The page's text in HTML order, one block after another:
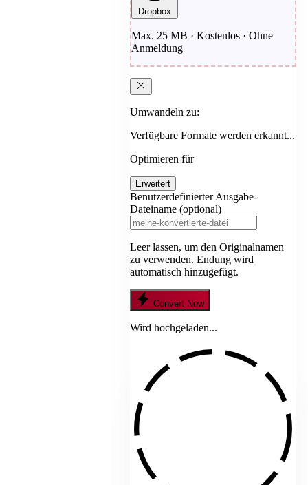
Dropbox
Max. 25 MB · Kostenlos · Ohne
Anmeldung
Umwandeln zu:
Verfügbare Formate werden erkannt...
Optimieren für
Erweitert
Benutzerdefinierter Ausgabe-
Dateiname (optional)
Leer lassen, um den Originalnamen
zu verwenden. Endung wird
automatisch hinzugefügt.
Convert Now
Wird hochgeladen...